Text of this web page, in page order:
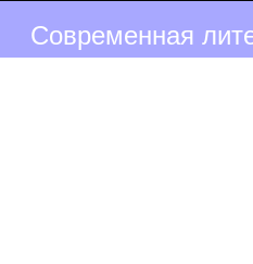
Современная